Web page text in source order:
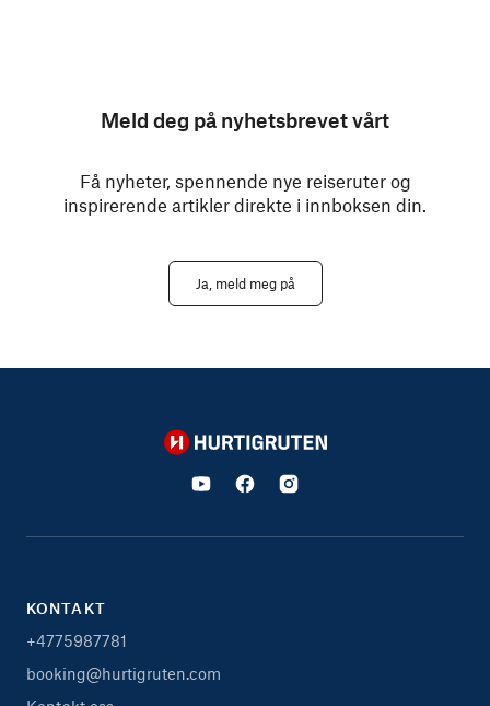
Meld deg på nyhetsbrevet vårt
Få nyheter, spennende nye reiseruter og
inspirerende artikler direkte i innboksen din.
Ja, meld meg på
Hurtigruten
KONTAKT
+4775987781
booking@hurtigruten.com